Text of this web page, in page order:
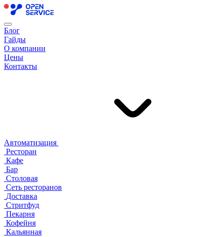
Блог
Гайды
О компании
Цены
Контакты
Автоматизация
Ресторан
Кафе
Бар
Столовая
Сеть ресторанов
Доставка
Стритфуд
Пекарня
Кофейня
Кальянная